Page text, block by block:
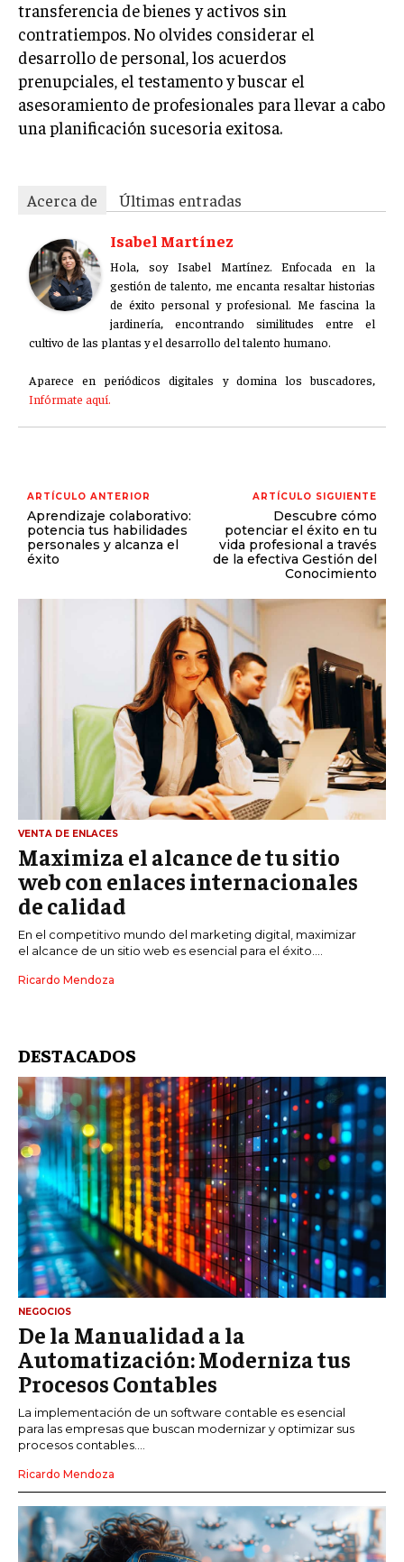
ÉTICA EMPRESARIAL Y RESPONSABILIDAD
SOCIAL
BLOG
Isabel Martínez
de talento, me encanta resaltar historias de éxito
personal y profesional. Me fascina la jardinería,
encontrando similitudes entre el cultivo de las
plantas y el desarrollo del talento humano.
Aparece en periódicos digitales y domina los buscadores,
Infórmate aquí.
transferencia de bienes y activos sin
contratiempos. No olvides considerar el
desarrollo de personal, los acuerdos
prenupciales, el testamento y buscar el
asesoramiento de profesionales para llevar a cabo
una planificación sucesoria exitosa.
Acerca de
Últimas entradas
Isabel Martínez
Hola, soy Isabel Martínez. Enfocada en la
gestión de talento, me encanta resaltar historias
de éxito personal y profesional. Me fascina la
jardinería, encontrando similitudes entre el
cultivo de las plantas y el desarrollo del talento humano.
Aparece en periódicos digitales y domina los buscadores,
Infórmate aquí.
ARTÍCULO ANTERIOR
Aprendizaje colaborativo:
potencia tus habilidades
personales y alcanza el
éxito
ARTÍCULO SIGUIENTE
Descubre cómo
potenciar el éxito en tu
vida profesional a través
de la efectiva Gestión del
Conocimiento
VENTA DE ENLACES
Maximiza el alcance de tu sitio
web con enlaces internacionales
de calidad
En el competitivo mundo del marketing digital, maximizar
el alcance de un sitio web es esencial para el éxito....
Ricardo Mendoza
DESTACADOS
NEGOCIOS
De la Manualidad a la
Automatización: Moderniza tus
Procesos Contables
La implementación de un software contable es esencial
para las empresas que buscan modernizar y optimizar sus
procesos contables....
Ricardo Mendoza